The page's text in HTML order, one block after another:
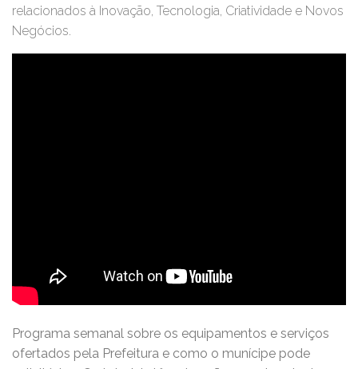
relacionados à Inovação, Tecnologia, Criatividade e Novos
Negócios.
Programa semanal sobre os equipamentos e serviços
ofertados pela Prefeitura e como o munícipe pode